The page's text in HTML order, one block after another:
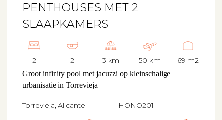
PENTHOUSES MET 2
SLAAPKAMERS
2 2 3 km 50 km 69 m2
Groot infinity pool met jacuzzi op kleinschalige
urbanisatie in Torrevieja
Torrevieja, Alicante HONO201